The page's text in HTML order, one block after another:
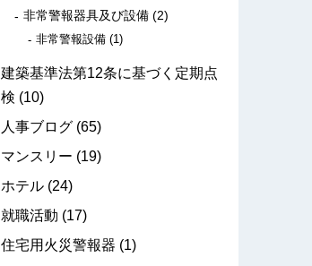
非常警報器具及び設備 (2)
非常警報設備 (1)
建築基準法第12条に基づく定期点
検 (10)
人事ブログ (65)
マンスリー (19)
ホテル (24)
就職活動 (17)
住宅用火災警報器 (1)